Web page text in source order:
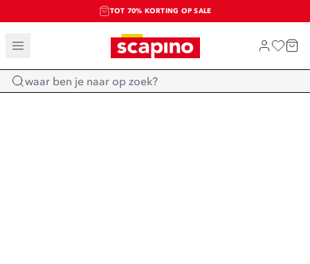
TOT 70% KORTING OP SALE
SALE: LAATSTE KANS!
SHOP NIEUW
Home